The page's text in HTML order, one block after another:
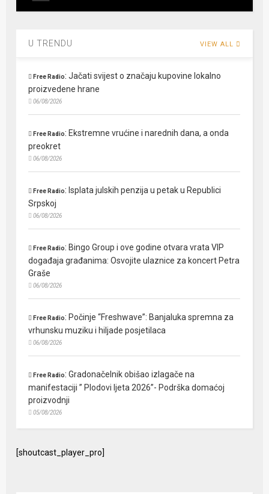
U TRENDU VIEW ALL
Free Radio:Jačati svijest o značaju kupovine lokalno
proizvedene hrane
06/08/2026
Free Radio: Ekstremne vrućine i narednih dana, a onda
preokret
06/08/2026
Free Radio: Isplata julskih penzija u petak u Republici
Srpskoj
06/08/2026
Free Radio: Bingo Group i ove godine otvara vrata VIP
događaja građanima: Osvojite ulaznice za koncert Petra
Graše
06/08/2026
Free Radio: Počinje “Freshwave”: Banjaluka spremna za
vrhunsku muziku i hiljade posjetilaca
06/08/2026
Free Radio:Gradonačelnik obišao izlagače na
manifestaciji ” Plodovi ljeta 2026”- Podrška domaćoj
proizvodnji
05/08/2026
[shoutcast_player_pro]